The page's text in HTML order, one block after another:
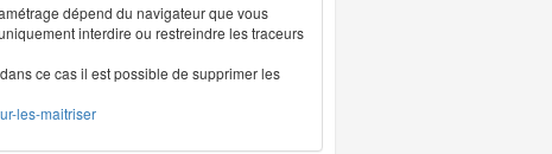
dépend du navigateur que vous
interdire ou restreindre les traceurs
ce cas il est possible de supprimer les
les-maitriser